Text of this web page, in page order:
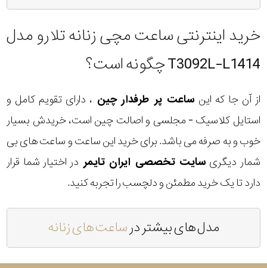
خرید اینترنتی ساعت مچی زنانه تلارو مدل
T3092L-L1414 چگونه است؟
از آن جا که این ساعت پر طرفدار چین ، دارای تقویم کامل و
استایل کلاسیک - مجلسی و اصالت چین است، خریدش بسیار
خوب و به صرفه می باشد. برای خرید این ساعت و ساعت های بی
شمار دیگری سایت تخصصی ایران تایمر در اختیار شما قرار
دارد تا یک خرید مطمئن و دلچسب را تجربه کنید.
مدل های بیشتر درساعت های زنانه